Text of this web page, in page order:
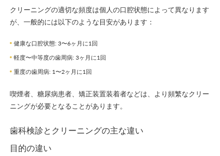
クリーニングの適切な頻度は個人の口腔状態によって異なります
が、一般的には以下のような目安があります：
健康な口腔状態: 3〜6ヶ月に1回
軽度〜中等度の歯周病: 3ヶ月に1回
重度の歯周病: 1〜2ヶ月に1回
喫煙者、糖尿病患者、矯正装置装着者などは、より頻繁なクリー
ニングが必要となることがあります。
歯科検診とクリーニングの主な違い
目的の違い